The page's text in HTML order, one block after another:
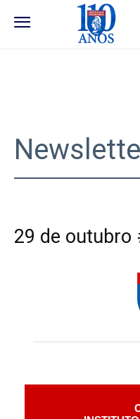
29 de outubro